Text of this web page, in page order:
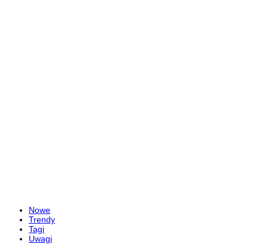
Nowe
Trendy
Tagi
Uwagi